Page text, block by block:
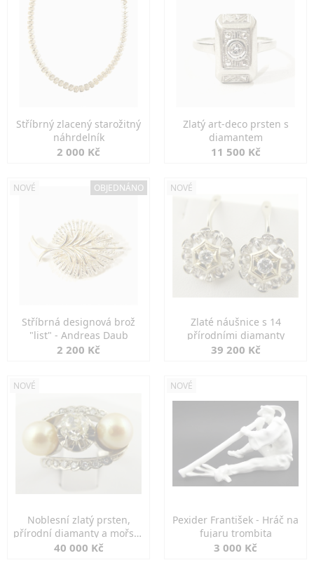
Stříbrný zlacený starožitný
náhrdelník
2 000 Kč
Zlatý art-deco prsten s
diamantem
11 500 Kč
NOVÉ OBJEDNÁNO
Stříbrná designová brož
"list" - Andreas Daub
2 200 Kč
NOVÉ
Zlaté náušnice s 14
přírodními diamanty
39 200 Kč
NOVÉ
Noblesní zlatý prsten,
přírodní diamanty a mořské
perly
40 000 Kč
NOVÉ
Pexider František - Hráč na
fujaru trombita
3 000 Kč